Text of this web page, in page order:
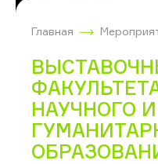
Главная
НАУЧНОГО И